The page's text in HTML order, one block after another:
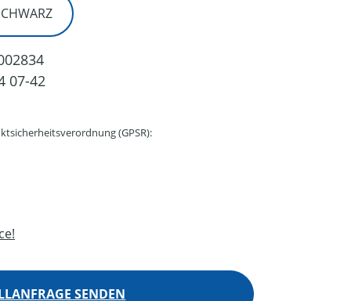
07-42
(GPSR):
SENDEN